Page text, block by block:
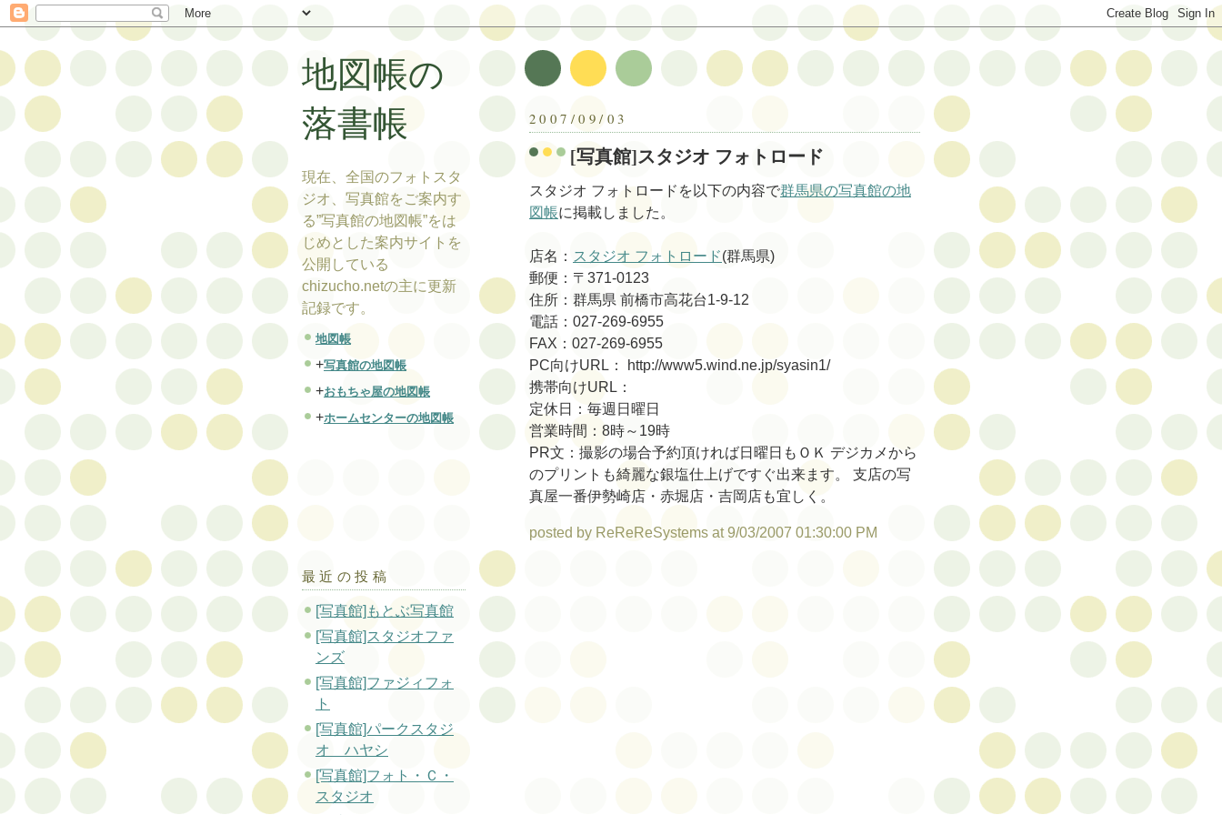
2007/09/03
[写真館]スタジオ フォトロード
スタジオ フォトロードを以下の内容で群馬県の写真館の地
図帳に掲載しました。
店名： スタジオ フォトロード(群馬県)
郵便：〒371-0123
住所：群馬県 前橋市高花台1-9-12
電話：027-269-6955
FAX：027-269-6955
PC向けURL： http://www5.wind.ne.jp/syasin1/
携帯向けURL：
定休日：毎週日曜日
営業時間：8時～19時
PR文：撮影の場合予約頂ければ日曜日もＯＫ デジカメから
のプリントも綺麗な銀塩仕上げですぐ出来ます。 支店の写
真屋一番伊勢崎店・赤堀店・吉岡店も宜しく。
posted by ReReReSystems at 9/03/2007 01:30:00 PM
地図帳の
落書帳
現在、全国のフォトスタ
ジオ、写真館をご案内す
る”写真館の地図帳”をは
じめとした案内サイトを
公開している
chizucho.netの主に更新
記録です。
地図帳
+写真館の地図帳
+おもちゃ屋の地図帳
+ホームセンターの地図帳
最近の投稿
[写真館]もとぶ写真館
[写真館]スタジオファ
ンズ
[写真館]ファジィフォ
ト
[写真館]パークスタジ
オ ハヤシ
[写真館]フォト・Ｃ・
スタジオ